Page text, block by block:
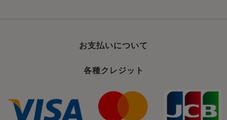
お支払いについて
各種クレジット